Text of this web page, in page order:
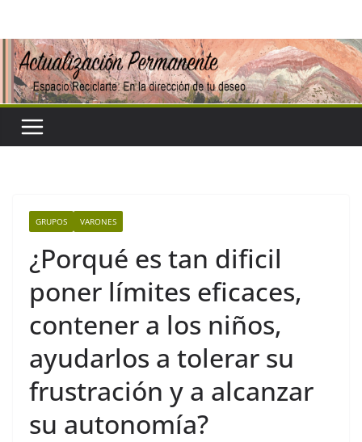
contenido
GRUPOS VARONES
¿Porqué es tan dificil
poner límites eficaces,
contener a los niños,
ayudarlos a tolerar su
frustración y a alcanzar
su autonomía?